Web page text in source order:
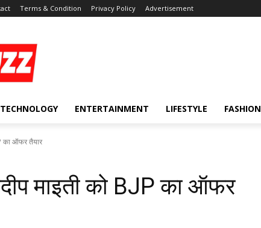
Terms & Condition Privacy Policy Advertisement
TECHNOLOGY ENTERTAINMENT LIFESTYLE FASHION
का ऑफर तैयार
माइती को BJP का ऑफर